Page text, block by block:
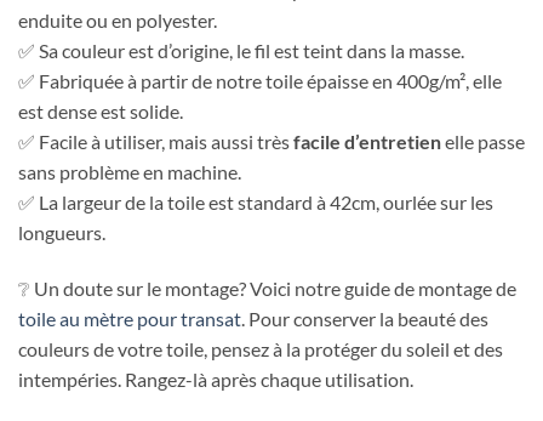
enduite ou en polyester.
✅ Sa couleur est d’origine, le fil est teint dans la masse.
✅ Fabriquée à partir de notre toile épaisse en 400g/m², elle
est dense est solide.
✅ Facile à utiliser, mais aussi trèsfacile d’entretienelle passe
sans problème en machine.
✅ La largeur de la toile est standard à 42cm, ourlée sur les
longueurs.
❔ Un doute sur le montage? Voici notre guide de montage de
toile au mètre pour transat. Pour conserver la beauté des
couleurs de votre toile, pensez à la protéger du soleil et des
intempéries. Rangez-là après chaque utilisation.